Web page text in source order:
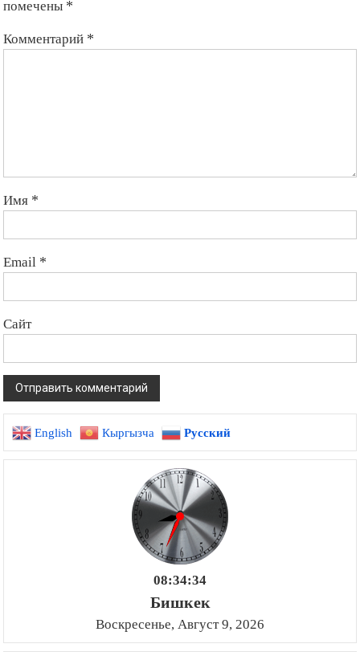
помечены *
Комментарий *
Имя *
Email *
Сайт
English Кыргызча Русский
08:34:35
Бишкек
Воскресенье, Август 9, 2026